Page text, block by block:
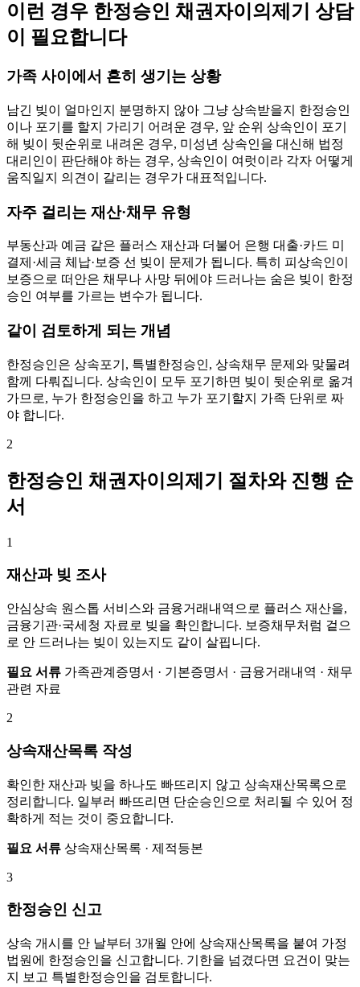
이런 경우 한정승인 채권자이의제기 상담
이 필요합니다
가족 사이에서 흔히 생기는 상황
남긴 빚이 얼마인지 분명하지 않아 그냥 상속받을지 한정승인
이나 포기를 할지 가리기 어려운 경우, 앞 순위 상속인이 포기
해 빚이 뒷순위로 내려온 경우, 미성년 상속인을 대신해 법정
대리인이 판단해야 하는 경우, 상속인이 여럿이라 각자 어떻게
움직일지 의견이 갈리는 경우가 대표적입니다.
자주 걸리는 재산·채무 유형
부동산과 예금 같은 플러스 재산과 더불어 은행 대출·카드 미
결제·세금 체납·보증 선 빚이 문제가 됩니다. 특히 피상속인이
보증으로 떠안은 채무나 사망 뒤에야 드러나는 숨은 빚이 한정
승인 여부를 가르는 변수가 됩니다.
같이 검토하게 되는 개념
한정승인은 상속포기, 특별한정승인, 상속채무 문제와 맞물려
함께 다뤄집니다. 상속인이 모두 포기하면 빚이 뒷순위로 옮겨
가므로, 누가 한정승인을 하고 누가 포기할지 가족 단위로 짜
야 합니다.
2
한정승인 채권자이의제기 절차와 진행 순
서
1
재산과 빚 조사
안심상속 원스톱 서비스와 금융거래내역으로 플러스 재산을,
금융기관·국세청 자료로 빚을 확인합니다. 보증채무처럼 겉으
로 안 드러나는 빚이 있는지도 같이 살핍니다.
필요 서류 가족관계증명서 · 기본증명서 · 금융거래내역 · 채무
관련 자료
2
상속재산목록 작성
확인한 재산과 빚을 하나도 빠뜨리지 않고 상속재산목록으로
정리합니다. 일부러 빠뜨리면 단순승인으로 처리될 수 있어 정
확하게 적는 것이 중요합니다.
필요 서류 상속재산목록 · 제적등본
3
한정승인 신고
상속 개시를 안 날부터 3개월 안에 상속재산목록을 붙여 가정
법원에 한정승인을 신고합니다. 기한을 넘겼다면 요건이 맞는
지 보고 특별한정승인을 검토합니다.